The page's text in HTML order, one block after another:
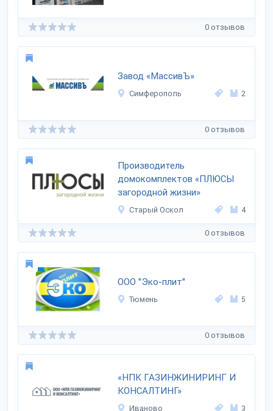
0 отзывов
Завод «МассивЪ»
Симферополь 2
0 отзывов
Производитель
домокомплектов «ПЛЮСЫ
загородной жизни»
Старый Оскол 4
0 отзывов
ООО "Эко-плит"
Тюмень 5
0 отзывов
«НПК ГАЗИНЖИНИРИНГ И
КОНСАЛТИНГ»
Иваново 3